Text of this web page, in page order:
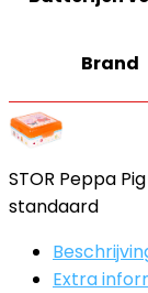
Brand
STOR Peppa
standaard
Extra